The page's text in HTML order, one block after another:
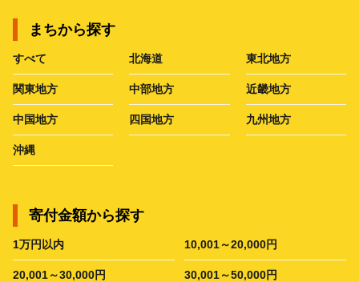
まちから探す
すべて 北海道 東北地方
関東地方 中部地方 近畿地方
中国地方 四国地方 九州地方
沖縄
寄付金額から探す
1万円以内 10,001～20,000円
20,001～30,000円 30,001～50,000円